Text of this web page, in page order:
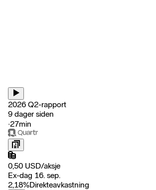
2026 Q2-rapport
9 dager siden
‧27min
0,50 USD/aksje
Ex-dag 16. sep.
2,18%Direkteavkastning